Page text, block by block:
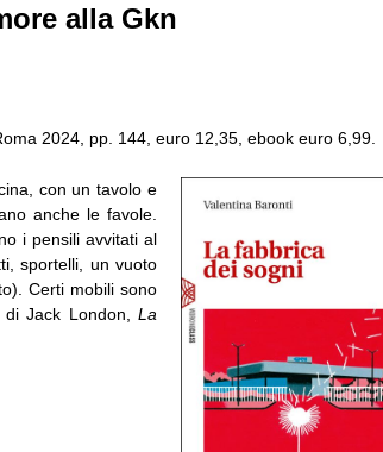
alla Gkn
2024, pp. 144, euro 12,35, ebook euro 6,99.
con un tavolo e
anche le favole.
i pensili avvitati al
sportelli, un vuoto
Certi mobili sono
Jack London, La